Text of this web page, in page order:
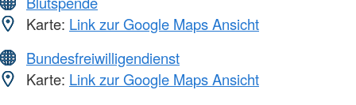
Karte: Link zur Google Maps Ansicht
Bundesfreiwilligendienst
Karte: Link zur Google Maps Ansicht